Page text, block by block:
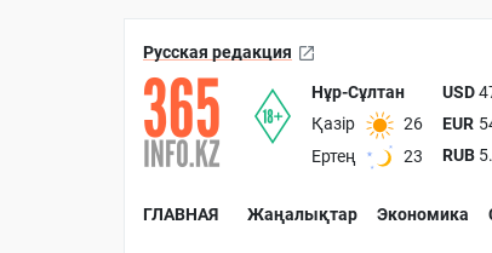
Русская редакция
Нұр-Сұлтан
Қазір
26
Ертең
23
USD
EUR
RUB
ГЛАВНАЯ Жаңалықтар Экономика